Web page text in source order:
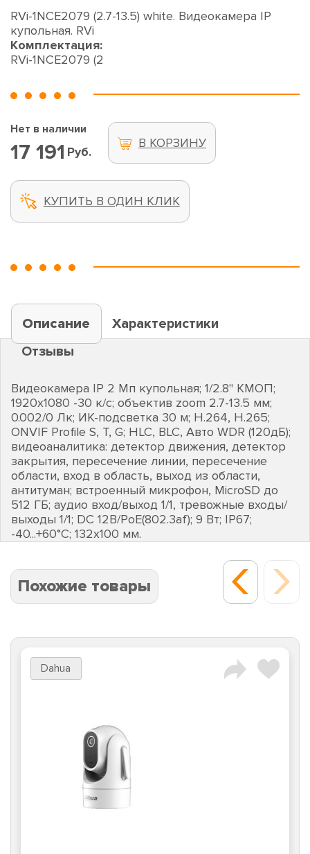
RVi-1NCE2079 (2.7-13.5) white. Видеокамера IP
купольная. RVi
Комплектация:
RVi-1NCE2079 (2
Нет в наличии
17 191 Руб.
В КОРЗИНУ
КУПИТЬ В ОДИН КЛИК
Описание
Характеристики
Отзывы
Видеокамера IP 2 Мп купольная; 1/2.8" КМОП;
1920х1080 -30 к/с; объектив zoom 2.7-13.5 мм;
0.002/0 Лк; ИК-подсветка 30 м; H.264, H.265;
ONVIF Profile S, T, G; HLC, BLC, Авто WDR (120дБ);
видеоаналитика: детектор движения, детектор
закрытия, пересечение линии, пересечение
области, вход в область, выход из области,
антитуман; встроенный микрофон, MicroSD до
512 ГБ; аудио вход/выход 1/1, тревожные входы/
выходы 1/1; DC 12В/PoE(802.3af); 9 Вт; IP67;
-40...+60°C; 132х100 мм.
Похожие товары
Dahua